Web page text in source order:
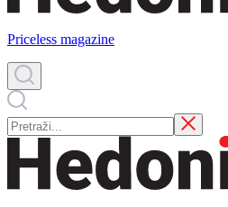
Priceless magazine